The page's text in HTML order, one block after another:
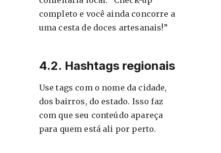
completo e você ainda concorre a
uma cesta de doces artesanais!”
4.2. Hashtags regionais
Use tags com o nome da cidade,
dos bairros, do estado. Isso faz
com que seu conteúdo apareça
para quem está ali por perto.